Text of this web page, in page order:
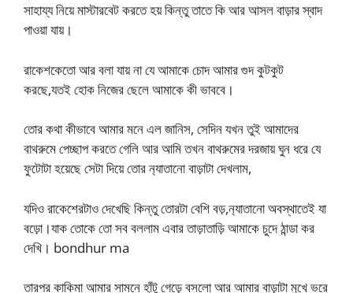
সাহায্য নিয়ে মাস্টারবেট করতে হয় কিন্তু তাতে কি আর আসল বাড়ার স্বাদ
পাওয়া যায়।
রাকেশকেতো আর বলা যায় না যে আমাকে চোদ আমার গুদ কুটকুট
করছে,যতই হোক নিজের ছেলে আমাকে কী ভাববে।
তোর কথা কীভাবে আমার মনে এল জানিস, সেদিন যখন তুই আমাদের
বাথরুমে পেচ্ছাপ করতে গেলি আর আমি তখন বাথরুমের দরজায় ঘুন ধরে যে
ফুটোটা হয়েছে সেটা দিয়ে তোর ন‍্যাতানো বাড়াটা দেখলাম,
যদিও রাকেশেরটাও দেখেছি কিন্তু তোরটা বেশি বড়,ন‍্যাতানো অবস্থাতেই যা
বড়ো।যাক তোকে তো সব বললাম এবার তাড়াতাড়ি আমাকে চুদে ঠান্ডা কর
দেখি। bondhur ma
তারপর কাকিমা আমার সামনে হাঁটু গেড়ে বসলো আর আমার বাড়াটা মুখে ভরে